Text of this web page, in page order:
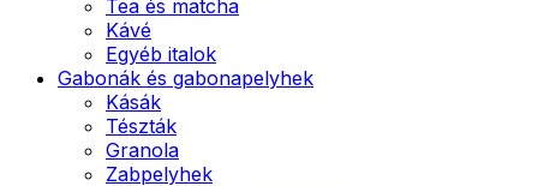
Tea és matcha
Kávé
Egyéb italok
Gabonák és gabonapelyhek
Kásák
Tészták
Granola
Zabpelyhek